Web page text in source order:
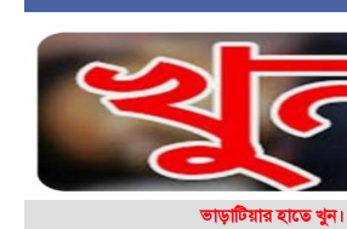
ভাড়াটিয়ার হাতে খুন।